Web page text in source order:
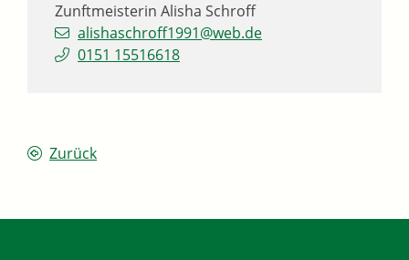
Zunftmeisterin Alisha Schroff
alishaschroff1991@web.de
0151 15516618
Zurück